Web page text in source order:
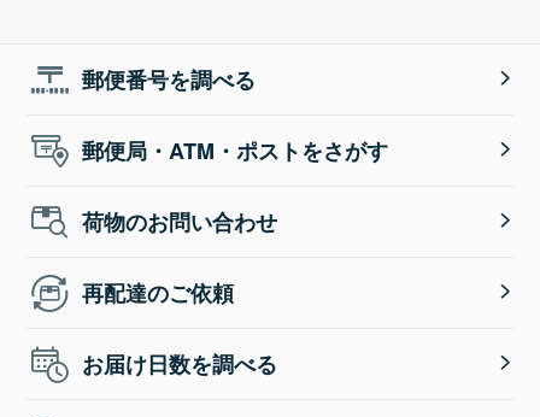
郵便番号を調べる
郵便局・ATM・ポストをさがす
荷物のお問い合わせ
再配達のご依頼
お届け日数を調べる